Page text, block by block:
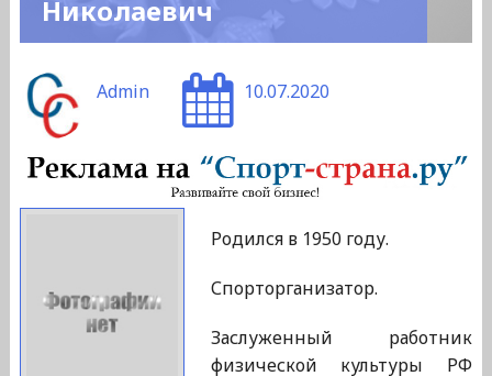
Николаевич
Admin 10.07.2020
Родился в 1950 году.
Спорторганизатор.
Заслуженный работник
физической культуры РФ